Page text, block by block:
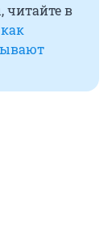
читайте в